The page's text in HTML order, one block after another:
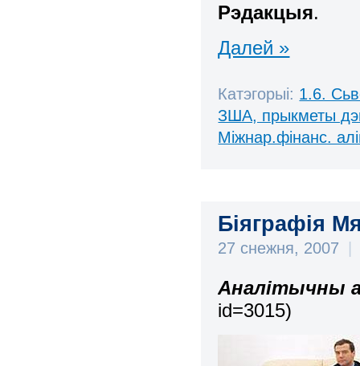
Рэдакцыя.
Далей »
Катэгорыі: 1.6.
ЗША, прыкметы
Міжнар.фінанс.
Біяграфія
27 снежня, 2007
Аналітычны
id=3015)